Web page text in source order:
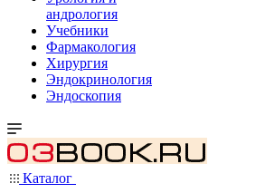
андрология
Учебники
Фармакология
Хирургия
Эндокринология
Эндоскопия
Каталог